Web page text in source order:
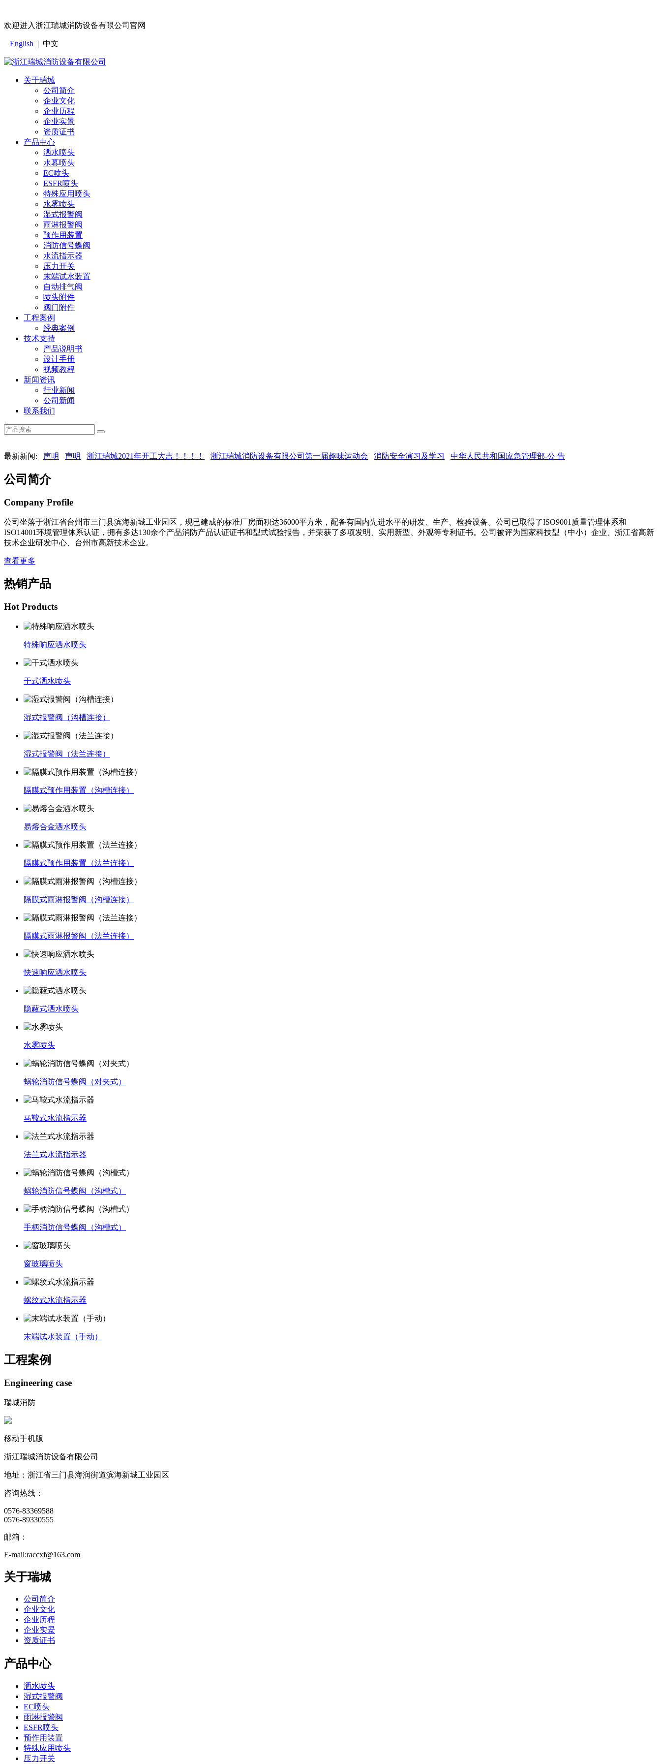
欢迎进入浙江瑞城消防设备有限公司官网
English | 中文
关于瑞城
公司简介
企业文化
企业历程
企业实景
资质证书
产品中心
洒水喷头
水幕喷头
EC喷头
ESFR喷头
特殊应用喷头
水雾喷头
湿式报警阀
雨淋报警阀
预作用装置
消防信号蝶阀
水流指示器
压力开关
末端试水装置
自动排气阀
喷头附件
阀门附件
工程案例
经典案例
技术支持
产品说明书
设计手册
视频教程
新闻资讯
行业新闻
公司新闻
联系我们
最新新闻: 声明 声明 浙江瑞城2021年开工大吉！！！！ 浙江瑞城消防设备有限公司第一届趣味运动会 消防安全演习及学习 中华人民共和国应急管理部-公 告
公司简介
Company Profile
公司坐落于浙江省台州市三门县滨海新城工业园区，现已建成的标准厂房面积达36000平方米，配备有国内先进水平的研发、生产、检验设备。公司已取得了ISO9001质量管理体系和
ISO14001环境管理体系认证，拥有多达130余个产品消防产品认证证书和型式试验报告，并荣获了多项发明、实用新型、外观等专利证书。公司被评为国家科技型（中小）企业、浙江省高新
技术企业研发中心、台州市高新技术企业。
查看更多
热销产品
HotProducts
特殊响应洒水喷头
干式洒水喷头
湿式报警阀（沟槽连接）
湿式报警阀（法兰连接）
隔膜式预作用装置（沟槽连接）
易熔合金洒水喷头
隔膜式预作用装置（法兰连接）
隔膜式雨淋报警阀（沟槽连接）
隔膜式雨淋报警阀（法兰连接）
快速响应洒水喷头
隐蔽式洒水喷头
水雾喷头
蜗轮消防信号蝶阀（对夹式）
马鞍式水流指示器
法兰式水流指示器
蜗轮消防信号蝶阀（沟槽式）
手柄消防信号蝶阀（沟槽式）
窗玻璃喷头
螺纹式水流指示器
末端试水装置（手动）
工程案例
Engineering case
瑞城消防
移动手机版
浙江瑞城消防设备有限公司
地址：浙江省三门县海润街道滨海新城工业园区
咨询热线：
0576-83369588
0576-89330555
邮箱：
E-mail:raccxf@163.com
关于瑞城
公司简介
企业文化
企业历程
企业实景
资质证书
产品中心
洒水喷头
湿式报警阀
EC喷头
雨淋报警阀
ESFR喷头
预作用装置
特殊应用喷头
压力开关